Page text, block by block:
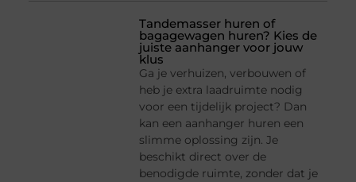
Tandemasser huren of
bagagewagen huren? Kies de
juiste aanhanger voor jouw
klus
Ga je verhuizen, verbouwen of
heb je extra laadruimte nodig
voor een tijdelijk project? Dan
kan een aanhanger huren een
slimme oplossing zijn. Je
beschikt direct over de
benodigde ruimte, zonder dat je